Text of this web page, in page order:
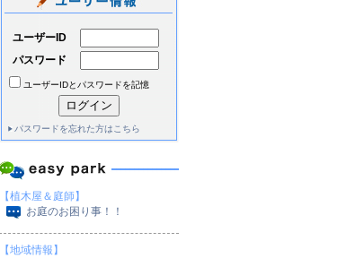
ユーザーID
パスワード
ユーザーIDとパスワードを記憶
パスワードを忘れた方はこちら
【植木屋＆庭師】
お庭のお困り事！！
【地域情報】